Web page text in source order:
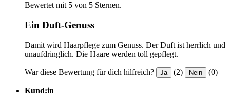
Bewertet mit 5 von 5 Sternen.
Ein Duft-Genuss
Damit wird Haarpflege zum Genuss. Der Duft ist herrlich und
unaufdringlich. Die Haare werden toll gepflegt.
War diese Bewertung für dich hilfreich? Ja (2) Nein (0)
Kund:in